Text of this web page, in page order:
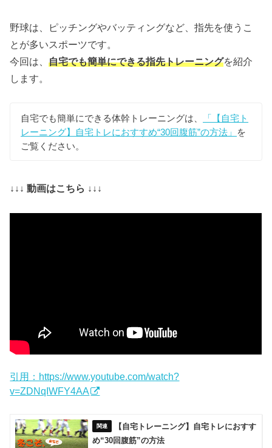
野球は、ピッチングやバッティングなど、指先を使うこ
とが多いスポーツです。
今回は、自宅でも簡単にできる指先トレーニングを紹介
します。
自宅でも簡単にできる体幹トレーニングは、
「【自宅ト
レーニング】自宅トレにおすすめ“30回腹筋”の方法」
を
ご覧ください。
↓↓↓ 動画はこちら ↓↓↓
引用：https://www.youtube.com/watch?
v=ZDNqIWFY4AA
【自宅トレーニング】自宅トレにおすす
め“30回腹筋”の方法